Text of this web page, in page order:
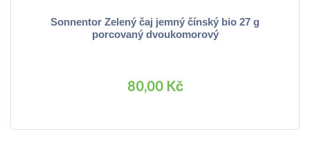
Sonnentor Zelený čaj jemný čínský bio 27 g
porcovaný dvoukomorový
80,00 Kč